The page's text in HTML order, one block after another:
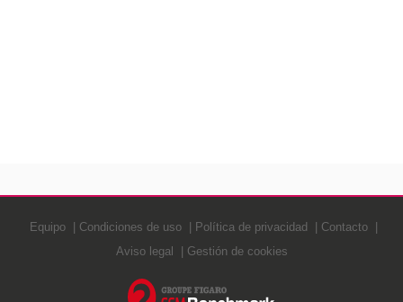
Equipo Condiciones de uso Política de privacidad
Contacto
Aviso legal
Gestión de cookies